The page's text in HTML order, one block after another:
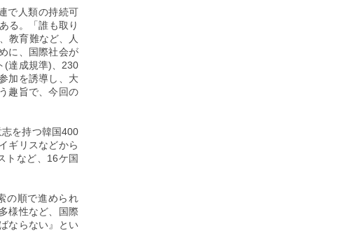
で人類の持続可
る。「誰も取り
教育難など、人
に、国際社会が
(達成規準)、230
加を誘導し、大
趣旨で、今回の
を持つ韓国400
ギリスなどから
トなど、16ケ国
の順で進められ
様性など、国際
ならない』とい